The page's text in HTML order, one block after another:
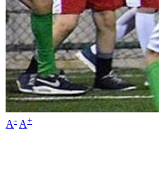
A- A+